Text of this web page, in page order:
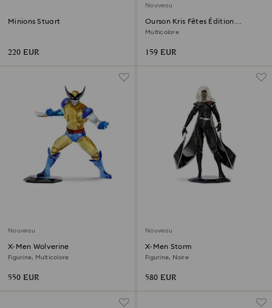
Minions Stuart
220 EUR
Nouveau
Ourson Kris Fêtes Édition
Annuelle 2026
Multicolore
159 EUR
Nouveau
X-Men Wolverine
Figurine, Multicolore
550 EUR
Nouveau
X-Men Storm
Figurine, Noire
580 EUR